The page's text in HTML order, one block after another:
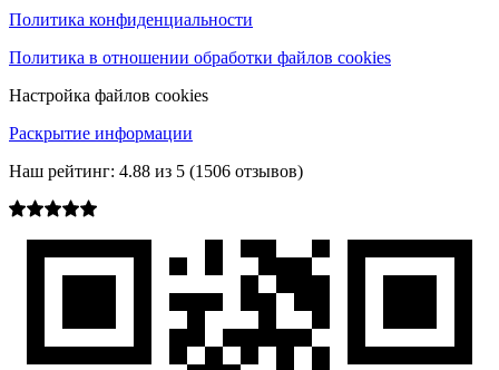
Политика конфиденциальности
Политика в отношении обработки файлов cookies
Настройка файлов cookies
Раскрытие информации
Наш рейтинг: 4.88 из 5 (1506 отзывов)